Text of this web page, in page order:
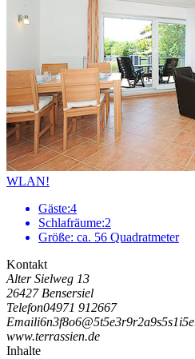
WLAN!
Gäste:4
Schlafräume:2
Größe: ca. 56 Quadratmeter
Kontakt
Alter Sielweg 13
26427 Bensersiel
Telefon04971 912667
Emaili6n3f8o6@5t5e3r9r2a9s5s1i5e
www.terrassien.de
Inhalte